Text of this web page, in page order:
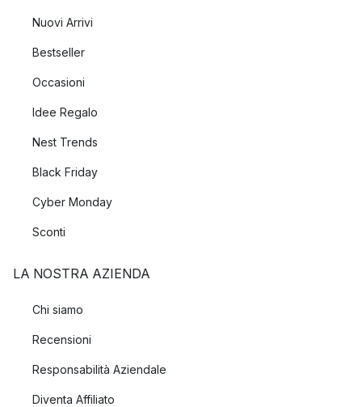
Nuovi Arrivi
Bestseller
Occasioni
Idee Regalo
Nest Trends
Black Friday
Cyber Monday
Sconti
LA NOSTRA AZIENDA
Chi siamo
Recensioni
Responsabilità Aziendale
Diventa Affiliato